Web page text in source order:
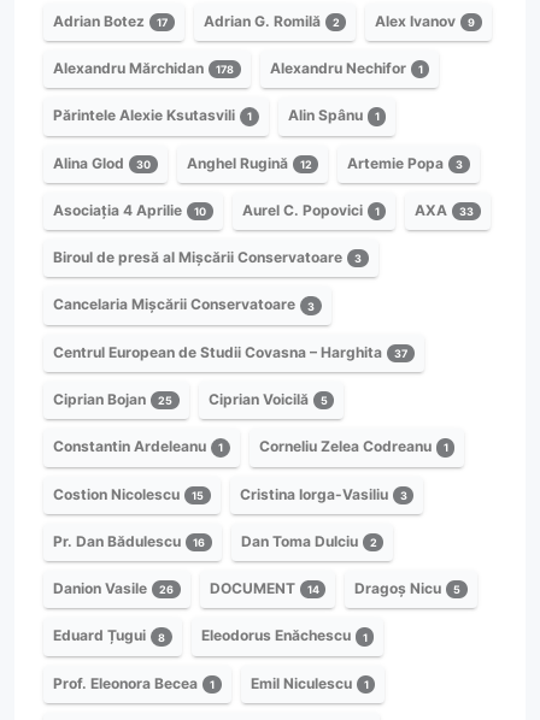
Adrian Botez 17 Adrian G. Romilă 2 Alex Ivanov 9
Alexandru Mărchidan 178 Alexandru Nechifor 1
Părintele Alexie Ksutasvili 1 Alin Spânu 1
Alina Glod 30 Anghel Rugină 12 Artemie Popa 3
Asociația 4 Aprilie 10 Aurel C. Popovici 1 AXA 33
Biroul de presă al Mișcării Conservatoare 3
Cancelaria Mișcării Conservatoare 3
Centrul European de Studii Covasna – Harghita 37
Ciprian Bojan 25 Ciprian Voicilă 5
Constantin Ardeleanu 1 Corneliu Zelea Codreanu 1
Costion Nicolescu 15 Cristina Iorga-Vasiliu 3
Pr. Dan Bădulescu 16 Dan Toma Dulciu 2
Danion Vasile 26 DOCUMENT 14 Dragoș Nicu 5
Eduard Țugui 8 Eleodorus Enăchescu 1
Prof. Eleonora Becea 1 Emil Niculescu 1